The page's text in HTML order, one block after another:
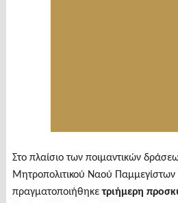
Στο πλαίσιο των ποιμαντικών
Μητροπολιτικού Ναού
πραγματοποιήθηκετριήμερη